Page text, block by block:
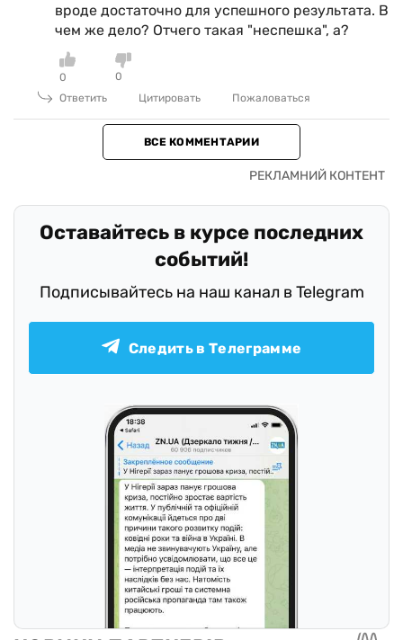
вроде достаточно для успешного результата. В
чем же дело? Отчего такая "неспешка", а?
0
0
Ответить
Цитировать Пожаловаться
ВСЕ КОММЕНТАРИИ
Оставайтесь в курсе последних
событий!
Подписывайтесь на наш канал в Telegram
Следить в Телеграмме